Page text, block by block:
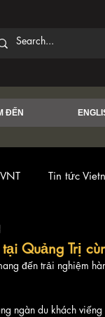
ĐẾN
Tin tức
Quảng Trị
đến trải nghiệm
ngàn du khách